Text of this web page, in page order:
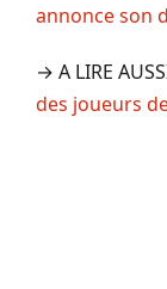
annonce son
→ A LIRE
des joueurs